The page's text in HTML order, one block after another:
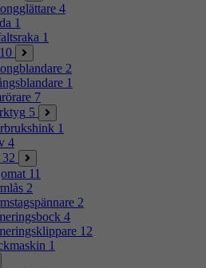
4
1
1
10
2
1
7
5
1
4
32
11
2
2
4
12
1